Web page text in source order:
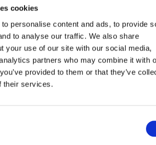
cookies
personalise content and ads, to provide
to analyse our traffic. We also share
your use of our site with our social media,
partners who may combine it with
provided to them or that they’ve
their services.
type DeLaval 928179-01
de afbeeldingen-gallerij